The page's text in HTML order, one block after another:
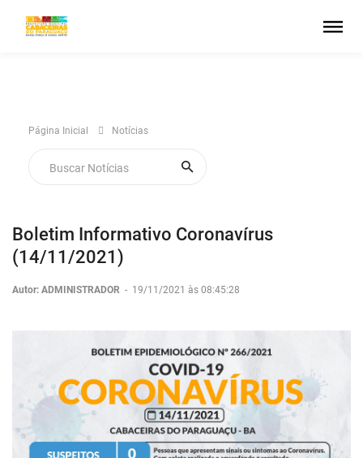
Página Inicial Notícias
Boletim Informativo Coronavírus
(14/11/2021)
Autor: ADMINISTRADOR - 19/11/2021 às 08:45:28